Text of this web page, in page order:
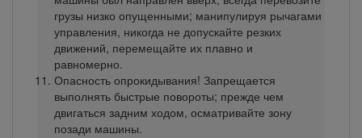
грузы низко опущенными; манипулируя рычагами
управления, никогда не допускайте резких
движений, перемещайте их плавно и
равномерно.
Опасность опрокидывания! Запрещается
выполнять быстрые повороты; прежде чем
двигаться задним ходом, осматривайте зону
позади машины.